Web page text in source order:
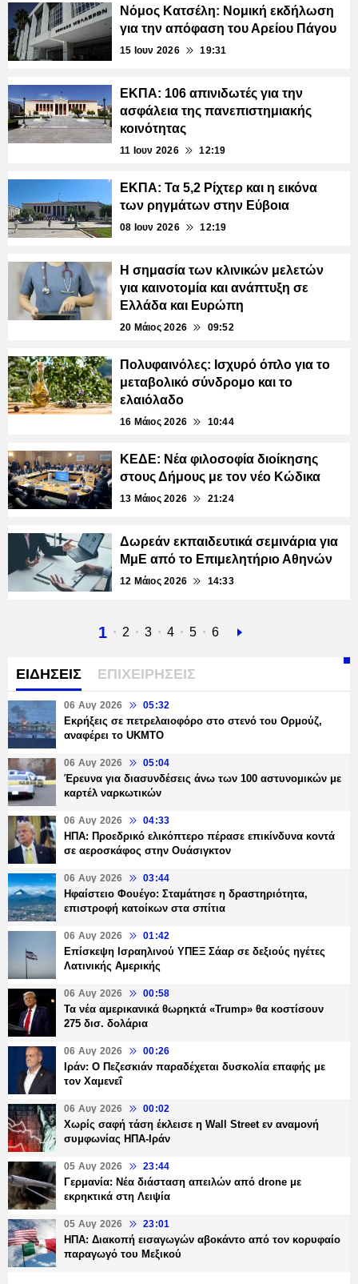
Νόμος Κατσέλη: Νομική εκδήλωση
για την απόφαση του Αρείου Πάγου
15 Ιουν 2026 19:31
ΕΚΠΑ: 106 απινιδωτές για την
ασφάλεια της πανεπιστημιακής
κοινότητας
11 Ιουν 2026 12:19
ΕΚΠΑ: Τα 5,2 Ρίχτερ και η εικόνα
των ρηγμάτων στην Εύβοια
08 Ιουν 2026 12:19
Η σημασία των κλινικών μελετών
για καινοτομία και ανάπτυξη σε
Ελλάδα και Ευρώπη
20 Μάιος 2026 09:52
Πολυφαινόλες: Ισχυρό όπλο για το
μεταβολικό σύνδρομο και το
ελαιόλαδο
16 Μάιος 2026 10:44
ΚΕΔΕ: Νέα φιλοσοφία διοίκησης
στους Δήμους με τον νέο Κώδικα
13 Μάιος 2026 21:24
Δωρεάν εκπαιδευτικά σεμινάρια για
ΜμΕ από το Επιμελητήριο Αθηνών
12 Μάιος 2026 14:33
Τρέχουσα
1 Σελίδα
2 Σελίδα
3 Σελίδα
4 Σελίδα
5 Σελίδα
6
Next
ΕΙΔΗΣΕΙΣ ΕΠΙΧΕΙΡΗΣΕΙΣ
06 Αυγ 2026 05:32
Εκρήξεις σε πετρελαιοφόρο στο στενό του Ορμούζ,
αναφέρει το UKMTO
06 Αυγ 2026 05:04
Έρευνα για διασυνδέσεις άνω των 100 αστυνομικών με
καρτέλ ναρκωτικών
06 Αυγ 2026 04:33
ΗΠΑ: Προεδρικό ελικόπτερο πέρασε επικίνδυνα κοντά
σε αεροσκάφος στην Ουάσιγκτον
06 Αυγ 2026 03:44
Ηφαίστειο Φουέγο: Σταμάτησε η δραστηριότητα,
επιστροφή κατοίκων στα σπίτια
06 Αυγ 2026 01:42
Επίσκεψη Ισραηλινού ΥΠΕΞ Σάαρ σε δεξιούς ηγέτες
Λατινικής Αμερικής
06 Αυγ 2026 00:58
Τα νέα αμερικανικά θωρηκτά «Trump» θα κοστίσουν
275 δισ. δολάρια
06 Αυγ 2026 00:26
Ιράν: Ο Πεζεσκιάν παραδέχεται δυσκολία επαφής με
τον Χαμενεΐ
06 Αυγ 2026 00:02
Χωρίς σαφή τάση έκλεισε η Wall Street εν αναμονή
συμφωνίας ΗΠΑ-Ιράν
05 Αυγ 2026 23:44
Γερμανία: Νέα διάσταση απειλών από drone με
εκρηκτικά στη Λειψία
05 Αυγ 2026 23:01
ΗΠΑ: Διακοπή εισαγωγών αβοκάντο από τον κορυφαίο
παραγωγό του Μεξικού